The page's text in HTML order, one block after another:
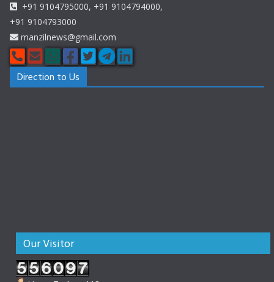
+91 9104795000, +91 9104794000,
+91 9104793000
manzilnews@gmail.com
Direction to Us
Our Visitor